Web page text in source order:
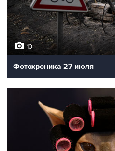
10
Фотохроника 27 июля